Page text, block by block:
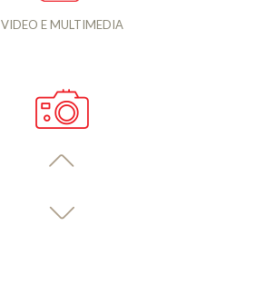
VIDEO E MULTIMEDIA